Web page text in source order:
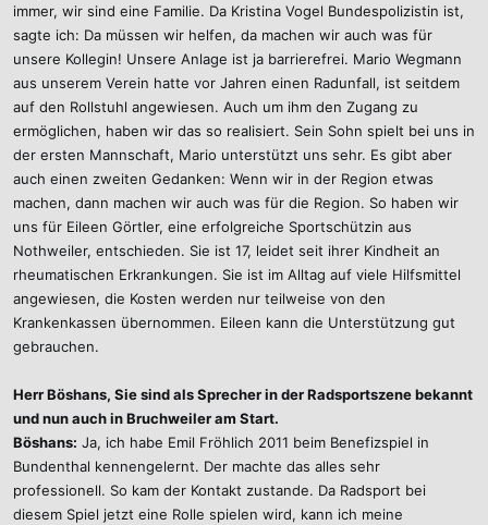
immer, wir sind eine Familie. Da Kristina Vogel Bundespolizistin ist,
sagte ich: Da müssen wir helfen, da machen wir auch was für
unsere Kollegin! Unsere Anlage ist ja barrierefrei. Mario Wegmann
aus unserem Verein hatte vor Jahren einen Radunfall, ist seitdem
auf den Rollstuhl angewiesen. Auch um ihm den Zugang zu
ermöglichen, haben wir das so realisiert. Sein Sohn spielt bei uns in
der ersten Mannschaft, Mario unterstützt uns sehr. Es gibt aber
auch einen zweiten Gedanken: Wenn wir in der Region etwas
machen, dann machen wir auch was für die Region. So haben wir
uns für Eileen Görtler, eine erfolgreiche Sportschützin aus
Nothweiler, entschieden. Sie ist 17, leidet seit ihrer Kindheit an
rheumatischen Erkrankungen. Sie ist im Alltag auf viele Hilfsmittel
angewiesen, die Kosten werden nur teilweise von den
Krankenkassen übernommen. Eileen kann die Unterstützung gut
gebrauchen.
Herr Böshans, Sie sind als Sprecher in der Radsportszene bekannt
und nun auch in Bruchweiler am Start.
Böshans: Ja, ich habe Emil Fröhlich 2011 beim Benefizspiel in
Bundenthal kennengelernt. Der machte das alles sehr
professionell. So kam der Kontakt zustande. Da Radsport bei
diesem Spiel jetzt eine Rolle spielen wird, kann ich meine